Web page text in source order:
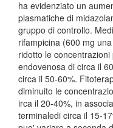
ha evidenziato un
plasmatiche di
gruppo di controllo.
rifampicina (600 mg
ridotto le
endovenosa di circa il
circa il 50-60%.
diminuito le
irca il 20-40%, in
terminaledi circa il 15-